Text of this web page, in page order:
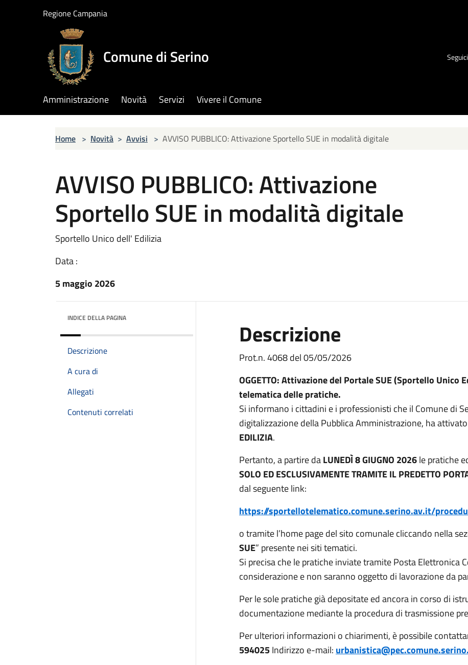
Regione Campania
Comune di Serino
Amministrazione Novità Servizi Vivere il Comune
Home > Novità > Avvisi > AVVISO PUBBLICO: Attivazione Sportello SUE in modalità digitale
AVVISO PUBBLICO: Attivazione
Sportello SUE in modalità digitale
Sportello Unico dell' Edilizia
Data :
5 maggio 2026
INDICE DELLA PAGINA
Descrizione
A cura di
Allegati
Contenuti correlati
Descrizione
Prot.n. 4068 del 05/05/2026
OGGETTO: Attivazione del Portale SUE (Sportello
telematica delle pratiche.
Si informano i cittadini e i professionisti che il Comune di
digitalizzazione della Pubblica Amministrazione, ha
EDILIZIA.
Pertanto, a partire daLUNEDÌ 8 GIUGNO 2026le pratiche
SOLO ED ESCLUSIVAMENTE TRAMITE IL PREDETTO
dal seguente link:
https://sportellotelematico.comune.serino.av.it/
o tramite l’home page del sito comunale cliccando nella
SUE” presente nei siti tematici.
Si precisa che le pratiche inviate tramite Posta Elettronica
considerazione e non saranno oggetto di lavorazione da
Per le sole pratiche già depositate ed ancora in corso di
documentazione mediante la procedura di trasmissione
Per ulteriori informazioni o chiarimenti, è possibile
594025Indirizzo e-mail: